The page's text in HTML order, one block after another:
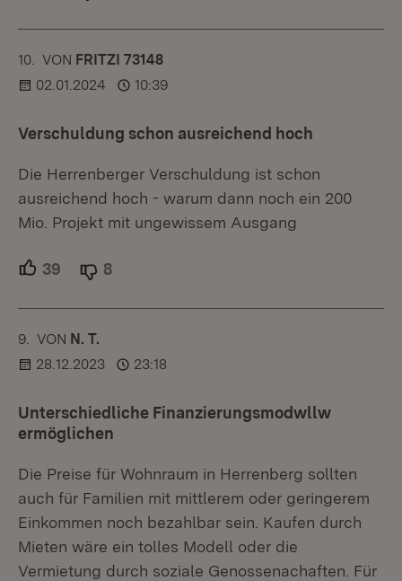
10. KOMMENTAR
VON :FRITZI 73148
02.01.2024
10:39
Verschuldung schon ausreichend hoch
Die Herrenberger Verschuldung ist schon
ausreichend hoch - warum dann noch ein 200
Mio. Projekt mit ungewissem Ausgang
39 Unterstützer.
8
9. KOMMENTAR
VON :N. T.
28.12.2023
23:18
Unterschiedliche Finanzierungsmodwllw
ermöglichen
Die Preise für Wohnraum in Herrenberg sollten
auch für Familien mit mittlerem oder geringerem
Einkommen noch bezahlbar sein. Kaufen durch
Mieten wäre ein tolles Modell oder die
Vermietung durch soziale Genossenachaften. Für